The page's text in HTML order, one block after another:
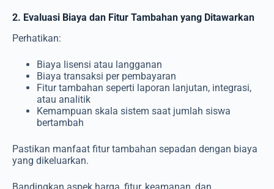
2. Evaluasi Biaya dan Fitur Tambahan yang Ditawarkan
Perhatikan:
Biaya lisensi atau langganan
Biaya transaksi per pembayaran
Fitur tambahan seperti laporan lanjutan, integrasi,
atau analitik
Kemampuan skala sistem saat jumlah siswa
bertambah
Pastikan manfaat fitur tambahan sepadan dengan biaya
yang dikeluarkan.